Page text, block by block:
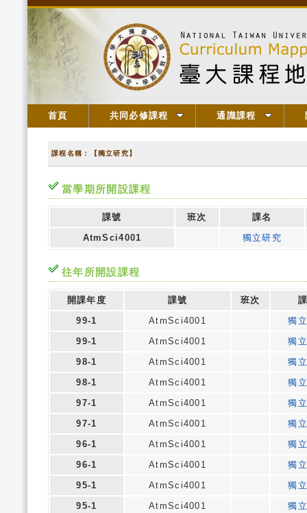
首頁 共同必修課程 通識課程
課程名稱：【獨立研究】
當學期所開設課程
課號 班次
課名
AtmSci4001
獨立研究
往年所開設課程
開課年度 課號 班次
99-1
AtmSci4001
獨
99-1
AtmSci4001
獨
98-1
AtmSci4001
獨
98-1
AtmSci4001
獨
97-1
AtmSci4001
獨
97-1
AtmSci4001
獨
96-1
AtmSci4001
獨
96-1
AtmSci4001
獨
95-1
AtmSci4001
獨
95-1
AtmSci4001
獨